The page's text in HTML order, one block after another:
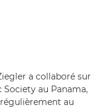
a collaboré sur
au Panama,
au